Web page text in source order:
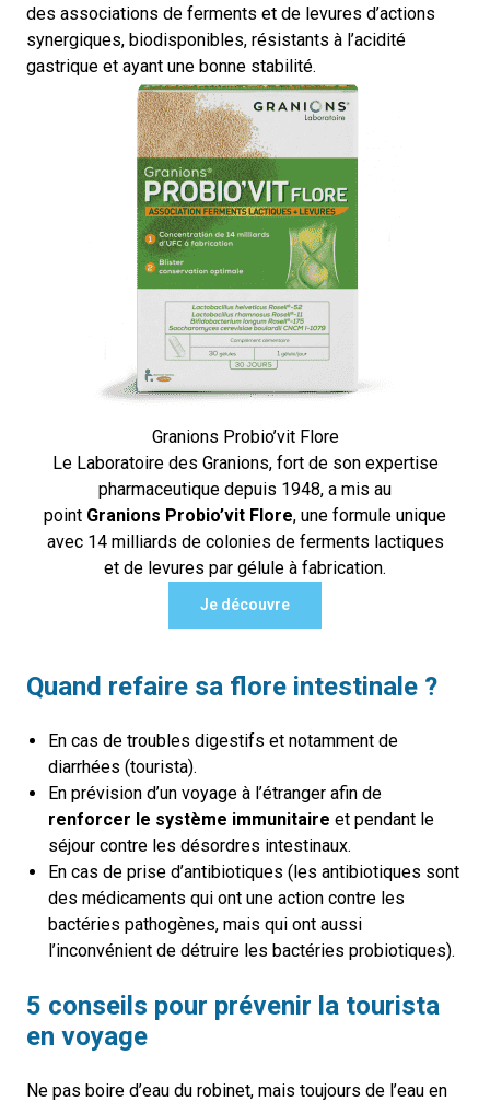
des associations de ferments et de levures d’actions
synergiques, biodisponibles, résistants à l’acidité
gastrique et ayant une bonne stabilité.
Granions Probio’vit Flore
Le Laboratoire des Granions, fort de son expertise
pharmaceutique depuis 1948, a mis au
point Granions Probio’vit Flore, une formule unique
avec 14 milliards de colonies de ferments lactiques
et de levures par gélule à fabrication.
Je découvre
Quand refaire sa flore intestinale ?
En cas de troubles digestifs et notamment de
diarrhées (tourista).
En prévision d’un voyage à l’étranger afin de
renforcer le système immunitaire et pendant le
séjour contre les désordres intestinaux.
En cas de prise d’antibiotiques (les antibiotiques sont
des médicaments qui ont une action contre les
bactéries pathogènes, mais qui ont aussi
l’inconvénient de détruire les bactéries probiotiques).
5 conseils pour prévenir la tourista
en voyage
Ne pas boire d’eau du robinet, mais toujours de l’eau en